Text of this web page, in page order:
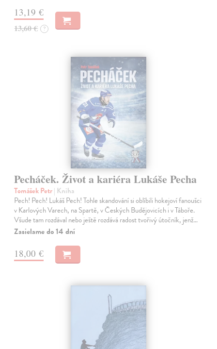
13,19 €
13,60 € ?
Pecháček. Život a kariéra Lukáše Pecha
Tomášek Petr| Kniha
Pech! Pech! Lukáš Pech! Tohle skandování si oblíbili hokejoví fanoušci
v Karlových Varech, na Spartě, v Českých Budějovicích i v Táboře.
Všude tam rozdával nebo ještě rozdává radost tvořivý útočník, jenž…
Zasielame do 14 dní
18,00 €